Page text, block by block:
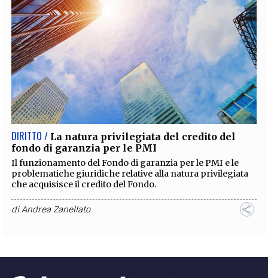
DIRITTO / La natura privilegiata del credito del
fondo di garanzia per le PMI
Il funzionamento del Fondo di garanzia per le PMI e le
problematiche giuridiche relative alla natura privilegiata
che acquisisce il credito del Fondo.
diAndrea Zanellato